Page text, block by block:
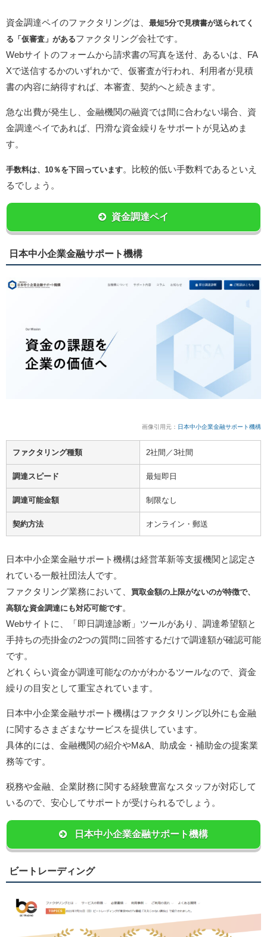
資金調達ペイのファクタリングは、 最短5分で見積書が送られてく
る「仮審査」があるファクタリング会社です。
Webサイトのフォームから請求書の写真を送付、あるいは、FA
Xで送信するかのいずれかで、仮審査が行われ、利用者が見積
書の内容に納得すれば、本審査、契約へと続きます。
急な出費が発生し、金融機関の融資では間に合わない場合、資
金調達ペイであれば、円滑な資金繰りをサポートが見込めま
す。
手数料は、10％を下回っています。比較的低い手数料であるといえ
るでしょう。
資金調達ペイ
日本中小企業金融サポート機構
画像引用元： 日本中小企業金融サポート機構
ファクタリング種類 2社間／3社間
調達スピード 最短即日
調達可能金額 制限なし
契約方法 オンライン・郵送
日本中小企業金融サポート機構は経営革新等支援機関と認定さ
れている一般社団法人です。
ファクタリング業務において、
買取金額の上限がないのが特徴で、
高額な資金調達にも対応可能です。
Webサイトに、「即日調達診断」ツールがあり、調達希望額と
手持ちの売掛金の2つの質問に回答するだけで調達額が確認可能
です。
どれくらい資金が調達可能なのかがわかるツールなので、資金
繰りの目安として重宝されています。
日本中小企業金融サポート機構はファクタリング以外にも金融
に関するさまざまなサービスを提供しています。
具体的には、金融機関の紹介やM&A、助成金・補助金の提案業
務等です。
税務や金融、企業財務に関する経験豊富なスタッフが対応して
いるので、安心してサポートが受けられるでしょう。
日本中小企業金融サポート機構
ビートレーディング